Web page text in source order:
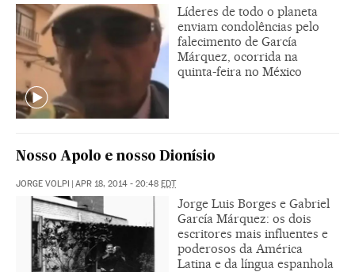
Líderes de todo o planeta
enviam condolências pelo
falecimento de García
Márquez, ocorrida na
quinta-feira no México
Nosso Apolo e nosso Dionísio
JORGE VOLPI | APR 18, 2014 - 20:48 EDT
Jorge Luis Borges e Gabriel
García Márquez: os dois
escritores mais influentes e
poderosos da América
Latina e da língua espanhola